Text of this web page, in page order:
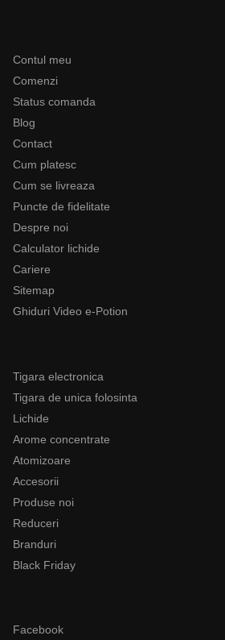
Contul meu
Comenzi
Status comanda
Blog
Contact
Cum platesc
Cum se livreaza
Puncte de fidelitate
Despre noi
Calculator lichide
Cariere
Sitemap
Ghiduri Video e-Potion
Tigara electronica
Tigara de unica folosinta
Lichide
Arome concentrate
Atomizoare
Accesorii
Produse noi
Reduceri
Branduri
Black Friday
Facebook